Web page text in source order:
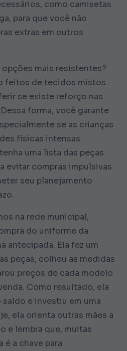
como camisetas
para que você não
extras em outros
opções mais resistentes?
feitos de tecidos mistos
se existe reforço nas
forma, você garante
se as crianças
físicas intensas.
uma lista das peças
evitar compras impulsivas
seu planejamento
na rede municipal,
do uniforme da
antecipada. Ela fez um
peças, colheu as medidas
preços de cada modelo
Como resultado, ela
e investiu em uma
ela orienta outras mães a
e lembra que, muitas
é a chave para